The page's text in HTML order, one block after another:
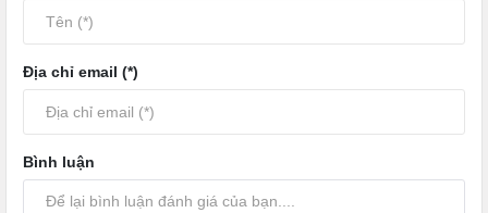
Địa chỉ email (*)
Bình luận